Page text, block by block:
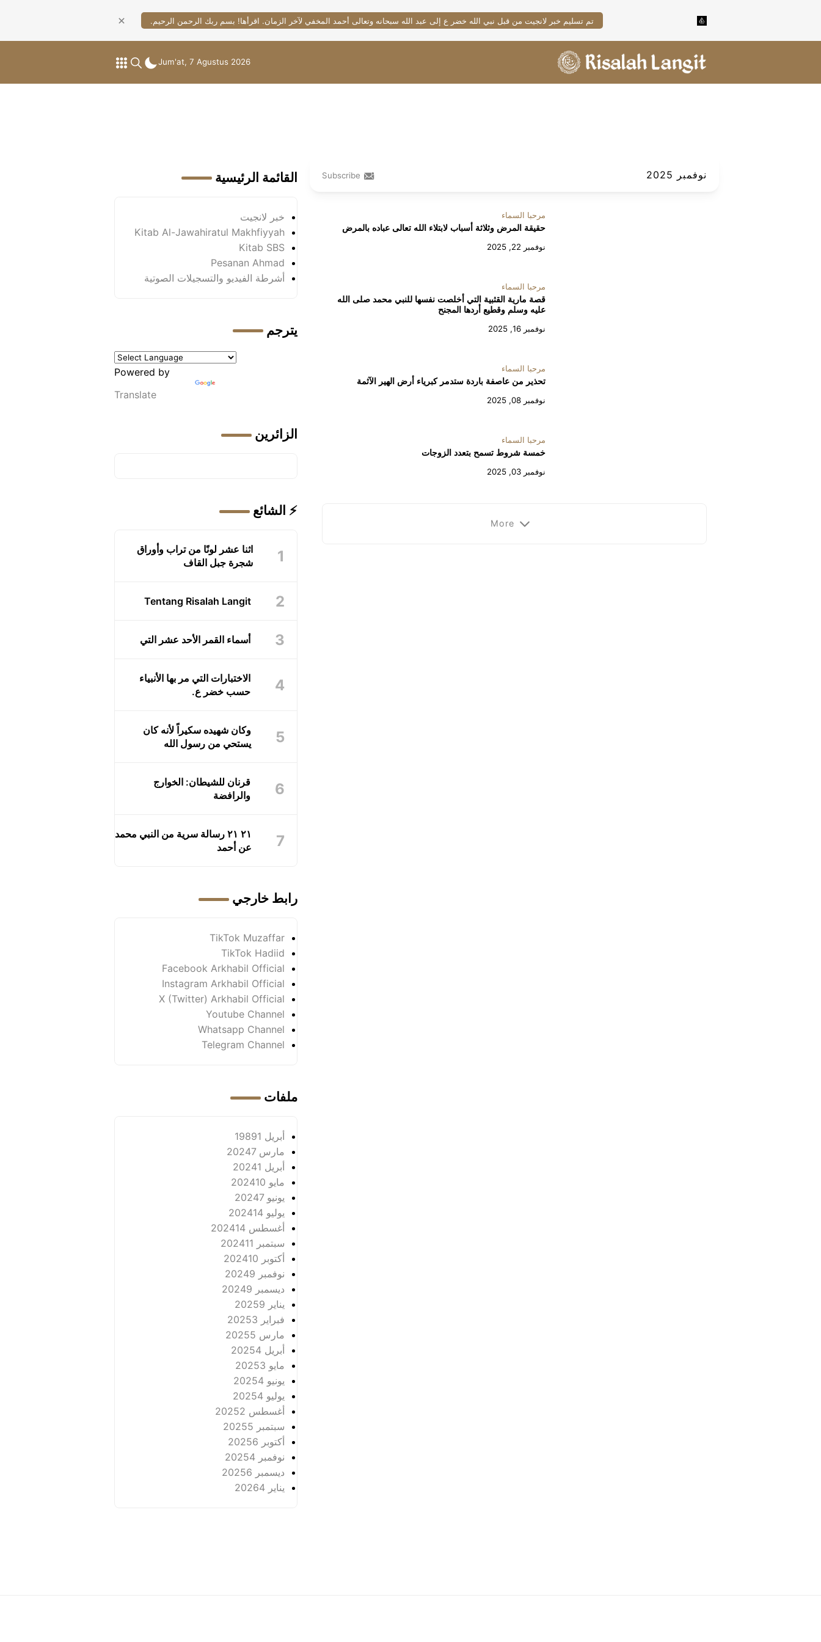
تم تسليم خبر لانجيت من قبل نبي الله خضر ع إلى عبد الله سبحانه وتعالى أحمد المخفي لآخر الزمان. اقرأها! بسم ربك الرحمن الرحيم.
Jum'at, 7 Agustus 2026
نوفمبر 2025
مرحبا السماء
حقيقة المرض وثلاثة أسباب لابتلاء الله تعالى عباده بالمرض
نوفمبر 22, 2025
مرحبا السماء
قصة مارية القثبية التي أخلصت نفسها للنبي محمد صلى الله
عليه وسلم وقطيع أردها المجنح
نوفمبر 16, 2025
مرحبا السماء
تحذير من عاصفة باردة ستدمر كبرياء أرض الهير الآثمة
نوفمبر 08, 2025
مرحبا السماء
خمسة شروط تسمح بتعدد الزوجات
نوفمبر 03, 2025
القائمة الرئيسية
خبر لانجيت
Kitab Al-Jawahiratul Makhfiyyah
Kitab SBS
Pesanan Ahmad
أشرطة الفيديو والتسجيلات الصوتية
يترجم
Powered by
Translate
الزائرين
⚡ الشائع
اثنا عشر لونًا من تراب وأوراق
شجرة جبل القاف
Tentang Risalah Langit
أسماء القمر الأحد عشر التي
الاختبارات التي مر بها الأنبياء
حسب خضر ع.
وكان شهيده سكيراً لأنه كان
يستحي من رسول الله
قرنان للشيطان: الخوارج
والرافضة
٢١ ٢١ رسالة سرية من النبي محمد
عن أحمد
رابط خارجي
TikTok Muzaffar
TikTok Hadiid
Facebook Arkhabil Official
Instagram Arkhabil Official
X (Twitter) Arkhabil Official
Youtube Channel
Whatsapp Channel
Telegram Channel
ملفات
أبريل 1989 1
مارس 20247
أبريل 2024 1
مايو 2024 10
يونيو 20247
يوليو 2024 14
أغسطس 2024 14
سبتمبر 2024 11
أكتوبر 2024 10
نوفمبر 2024 9
ديسمبر 2024 9
يناير 2025 9
فبراير 2025 3
مارس 2025 5
أبريل 2025 4
مايو 2025 3
يونيو 2025 4
يوليو 2025 4
أغسطس 2025 2
سبتمبر 2025 5
أكتوبر 2025 6
نوفمبر 2025 4
ديسمبر 2025 6
يناير 2026 4